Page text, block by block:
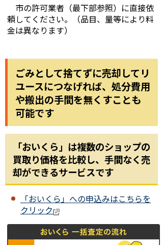
市の許可業者（最下部参照）に直接依
頼してください。（品目、量等により料
金は異なります）
ごみとして捨てずに売却してリ
ユースにつなげれば、処分費用
や搬出の手間を無くすことも
可能です
「おいくら」は複数のショップの
買取り価格を比較し、手間なく売
却ができるサービスです
「おいくら」への申込みはこちらを
クリック